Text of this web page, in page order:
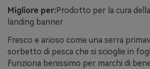
Migliore per:Prodotto per la cura
landing banner
Fresco e arioso come una serra
sorbetto di pesca che si scioglie in
Funziona benissimo per marchi di